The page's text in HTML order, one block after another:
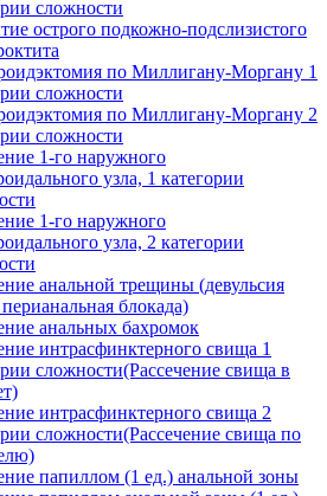
сложности
острого подкожно-подслизистого
по Миллигану-Моргану 1
сложности
по Миллигану-Моргану 2
сложности
1-го наружного
узла, 1 категории
1-го наружного
узла, 2 категории
анальной трещины (девульсия
блокада)
анальных бахромок
интрасфинктерного свища 1
сложности(Рассечение свища в
интрасфинктерного свища 2
сложности(Рассечение свища по
папиллом (1 ед.) анальной зоны